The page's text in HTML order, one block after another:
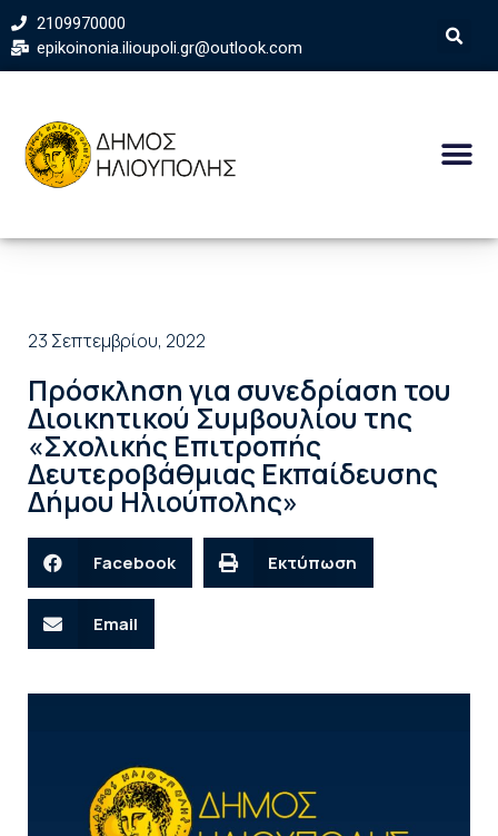
2109970000
epikoinonia.ilioupoli.gr@outlook.com
23 Σεπτεμβρίου, 2022
Πρόσκληση για συνεδρίαση του
Διοικητικού Συμβουλίου της
«Σχολικής Επιτροπής
Δευτεροβάθμιας Εκπαίδευσης
Δήμου Ηλιούπολης»
Facebook Εκτύπωση
Email